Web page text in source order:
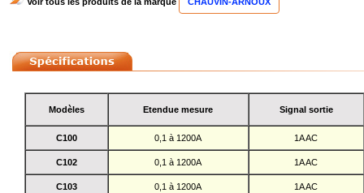
Modèles Etendue mesure Signal sortie
C100 0,1 à 1200A 1A AC
C102 0,1 à 1200A 1A AC
C103 0,1 à 1200A 1A AC